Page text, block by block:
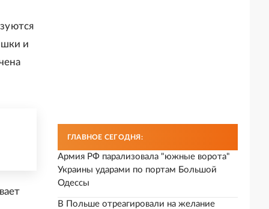
и
ГЛАВНОЕ СЕГОДНЯ:
Армия РФ парализовала "южные ворота"
Украины ударами по портам Большой
Одессы
В Польше отреагировали на желание